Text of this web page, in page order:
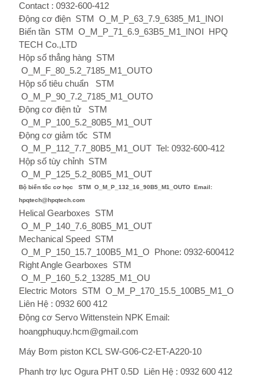
Contact : 0932-600-412
Động cơ điện STM O_M_P_63_7.9_6385_M1_ΙΝΟΙ
Biến tần STM O_M_P_71_6.9_63B5_M1_ΙΝΟΙ HPQ
TECH Co.,LTD
Hộp số thẳng hàng STM
O_M_F_80_5.2_7185_M1_OUTO
Hộp số tiêu chuẩn
STM
O_M_P_90_7.2_7185_M1_OUTO
Động cơ điện tử
STM
O_M_P_100_5.2_80B5_M1_OUT
Động cơ giảm tốc STM
O_M_P_112_7.7_80B5_M1_OUT Tel: 0932-600-412
Hộp số tùy chỉnh STM
O_M_P_125_5.2_80B5_M1_OUT
Bộ biến tốc cơ học STM O_M_P_132_16_90B5_M1_OUTO Email:
hpqtech@hpqtech.com
Helical Gearboxes STM
O_M_P_140_7.6_80B5_M1_OUT
Mechanical Speed STM
O_M_P_150_15.7_100B5_M1_O Phone: 0932-600412
Right Angle Gearboxes STM
O_M_P_160_5.2_13285_M1_OU
Electric Motors STM O_M_P_170_15.5_100B5_M1_O
Liên Hệ : 0932 600 412
Động cơ Servo WittensteinNPK Email:
hoangphuquy.hcm@gmail.com
Máy Bơm piston KCL SW-G06-C2-ET-A220-10
Phanh trợ lực Ogura PHT 0.5D Liên Hệ : 0932 600 412